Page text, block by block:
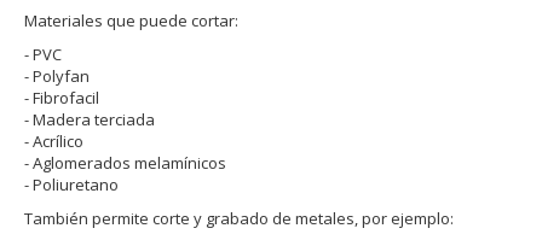
Materiales que puede cortar:
- PVC
- Polyfan
- Fibrofacil
- Madera terciada
- Acrílico
- Aglomerados melamínicos
- Poliuretano
También permite corte y grabado de metales, por ejemplo: